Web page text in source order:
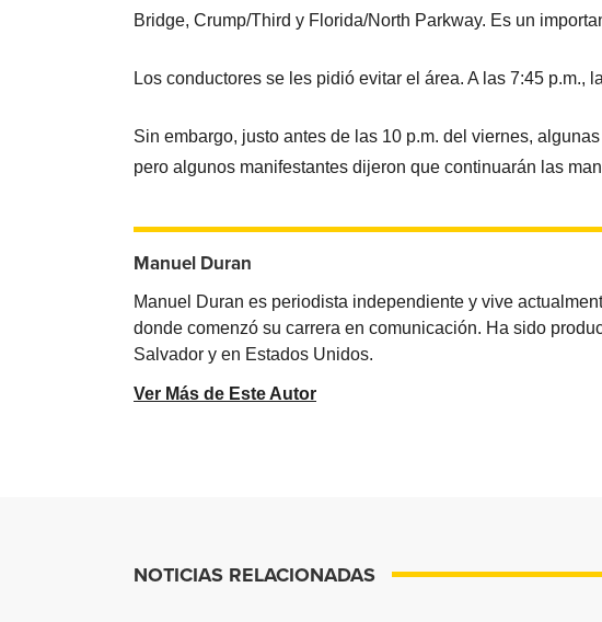
Bridge, Crump/Third y Florida/North Parkway. Es un
Los conductores se les pidió evitar el área. A las 7:45 p.m.,
Sin embargo, justo antes de las 10 p.m. del viernes,
pero algunos manifestantes dijeron que continuarán las
Manuel Duran
Manuel Duran es periodista independiente y vive
donde comenzó su carrera en comunicación. Ha sido
Salvador y en Estados Unidos.
Ver Más de Este Autor
NOTICIAS RELACIONADAS